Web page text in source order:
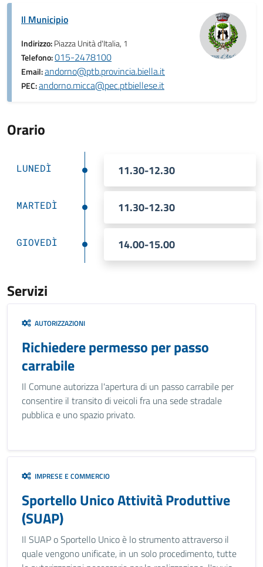
Il Municipio
Indirizzo:Piazza Unità d'Italia, 1
Telefono:015-2478100
Email:andorno@ptb.provincia.biella.it
PEC:andorno.micca@pec.ptbiellese.it
Orario
LUNEDÌ 11.30-12.30
MARTEDÌ 11.30-12.30
GIOVEDÌ 14.00-15.00
Servizi
AUTORIZZAZIONI
Richiedere permesso per passo
carrabile
Il Comune autorizza l'apertura di un passo carrabile per
consentire il transito di veicoli fra una sede stradale
pubblica e uno spazio privato.
IMPRESE E COMMERCIO
Sportello Unico Attività Produttive
(SUAP)
Il SUAP o Sportello Unico è lo strumento attraverso il
quale vengono unificate, in un solo procedimento, tutte